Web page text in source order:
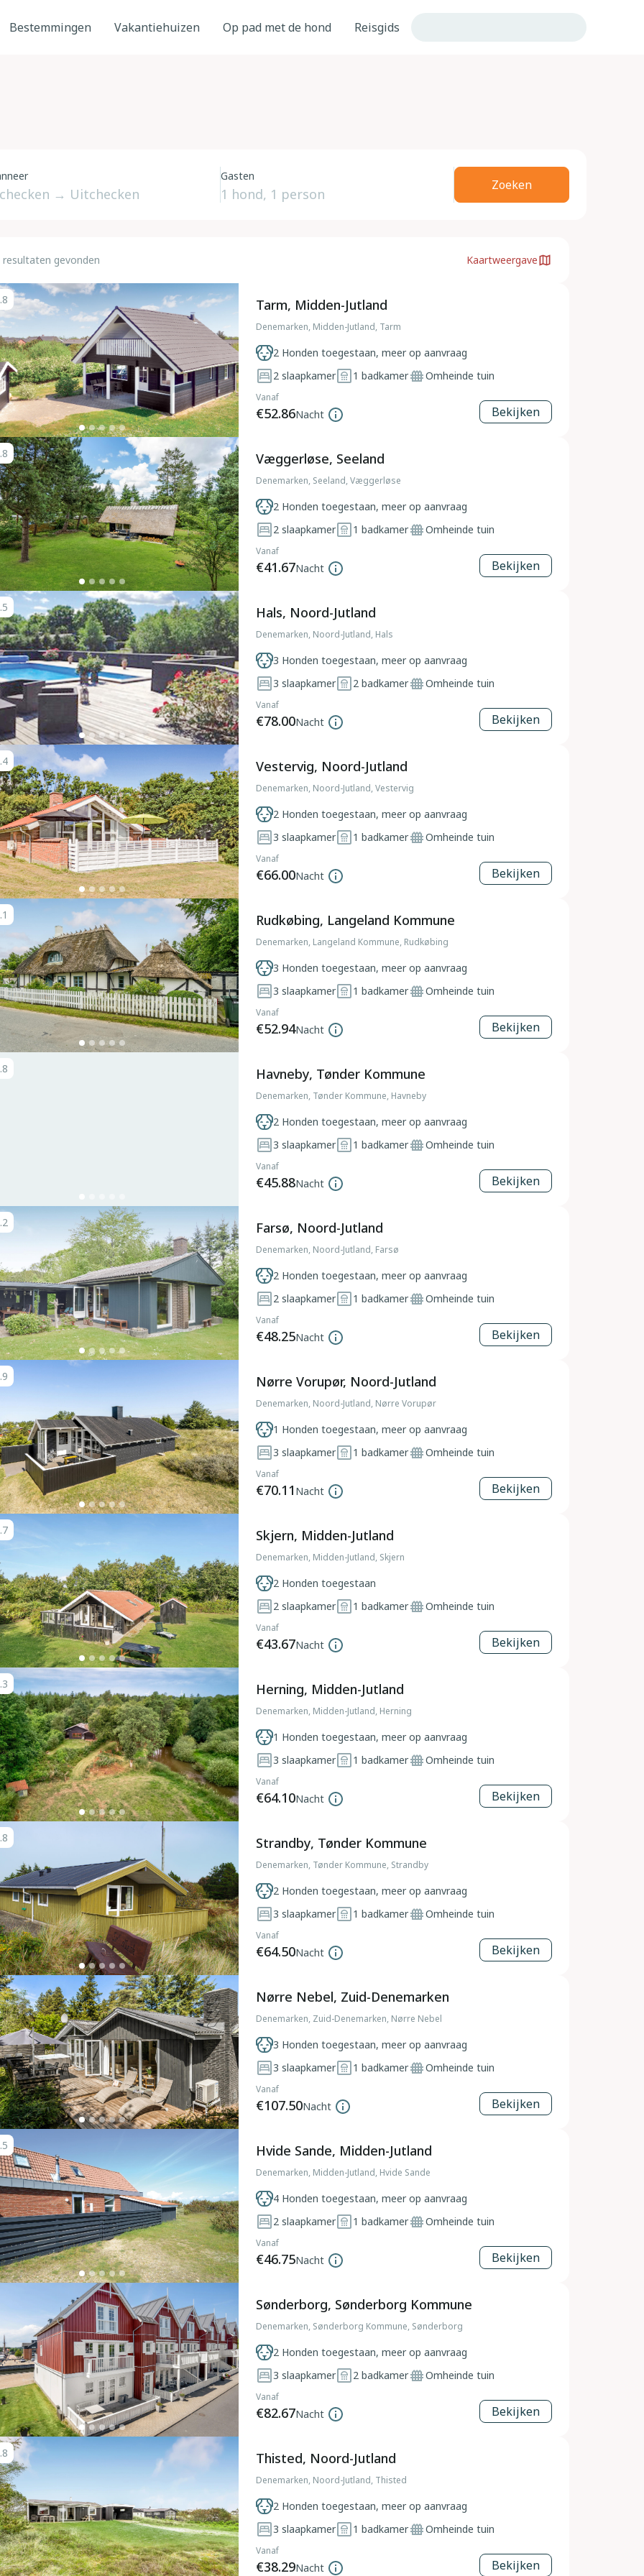
Bestemmingen Vakantiehuizen Op pad met de hond Reisgids
Gasten
Zoeken
resultaten gevonden Kaartweergave
Tarm, Midden-Jutland
Denemarken, Midden-Jutland, Tarm
2 Honden toegestaan, meer op aanvraag
2 slaapkamer 1 badkamer Omheinde tuin
Vanaf
€52.86Nacht Bekijken
Væggerløse, Seeland
Denemarken, Seeland, Væggerløse
2 Honden toegestaan, meer op aanvraag
2 slaapkamer 1 badkamer Omheinde tuin
Vanaf
€41.67Nacht Bekijken
Hals, Noord-Jutland
Denemarken, Noord-Jutland, Hals
3 Honden toegestaan, meer op aanvraag
3 slaapkamer 2 badkamer Omheinde tuin
Vanaf
€78.00Nacht Bekijken
Vestervig, Noord-Jutland
Denemarken, Noord-Jutland, Vestervig
2 Honden toegestaan, meer op aanvraag
3 slaapkamer 1 badkamer Omheinde tuin
Vanaf
€66.00Nacht Bekijken
Rudkøbing, Langeland Kommune
Denemarken, Langeland Kommune, Rudkøbing
3 Honden toegestaan, meer op aanvraag
3 slaapkamer 1 badkamer Omheinde tuin
Vanaf
€52.94Nacht Bekijken
Havneby, Tønder Kommune
Denemarken, Tønder Kommune, Havneby
2 Honden toegestaan, meer op aanvraag
3 slaapkamer 1 badkamer Omheinde tuin
Vanaf
€45.88Nacht Bekijken
Farsø, Noord-Jutland
Denemarken, Noord-Jutland, Farsø
2 Honden toegestaan, meer op aanvraag
2 slaapkamer 1 badkamer Omheinde tuin
Vanaf
€48.25Nacht Bekijken
Nørre Vorupør, Noord-Jutland
Denemarken, Noord-Jutland, Nørre Vorupør
1 Honden toegestaan, meer op aanvraag
3 slaapkamer 1 badkamer Omheinde tuin
Vanaf
€70.11 Nacht Bekijken
Skjern, Midden-Jutland
Denemarken, Midden-Jutland, Skjern
2 Honden toegestaan
2 slaapkamer 1 badkamer Omheinde tuin
Vanaf
€43.67Nacht Bekijken
Herning, Midden-Jutland
Denemarken, Midden-Jutland, Herning
1 Honden toegestaan, meer op aanvraag
3 slaapkamer 1 badkamer Omheinde tuin
Vanaf
€64.10Nacht Bekijken
Strandby, Tønder Kommune
Denemarken, Tønder Kommune, Strandby
2 Honden toegestaan, meer op aanvraag
3 slaapkamer 1 badkamer Omheinde tuin
Vanaf
€64.50Nacht Bekijken
Nørre Nebel, Zuid-Denemarken
Denemarken, Zuid-Denemarken, Nørre Nebel
3 Honden toegestaan, meer op aanvraag
3 slaapkamer 1 badkamer Omheinde tuin
Vanaf
€107.50Nacht Bekijken
Hvide Sande, Midden-Jutland
Denemarken, Midden-Jutland, Hvide Sande
4 Honden toegestaan, meer op aanvraag
2 slaapkamer 1 badkamer Omheinde tuin
Vanaf
€46.75Nacht Bekijken
Sønderborg, Sønderborg Kommune
Denemarken, Sønderborg Kommune, Sønderborg
2 Honden toegestaan, meer op aanvraag
3 slaapkamer 2 badkamer Omheinde tuin
Vanaf
€82.67Nacht Bekijken
Thisted, Noord-Jutland
Denemarken, Noord-Jutland, Thisted
2 Honden toegestaan, meer op aanvraag
3 slaapkamer 1 badkamer Omheinde tuin
Vanaf
€38.29Nacht Bekijken